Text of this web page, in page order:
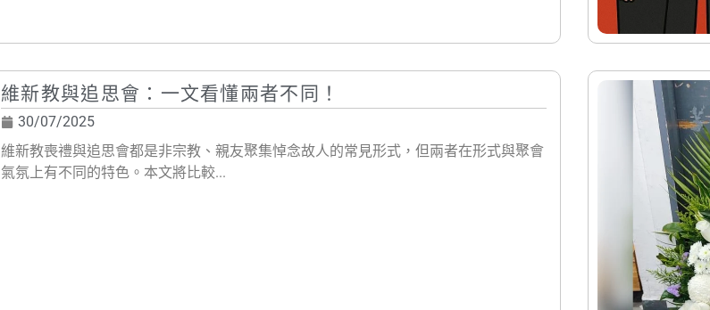
維新教與追思會：一文看懂兩者不同！
30/07/2025
維新教喪禮與追思會都是非宗教、親友聚集悼念故人的常見形式，但兩者在形式與聚會
氣氛上有不同的特色。本文將比較...